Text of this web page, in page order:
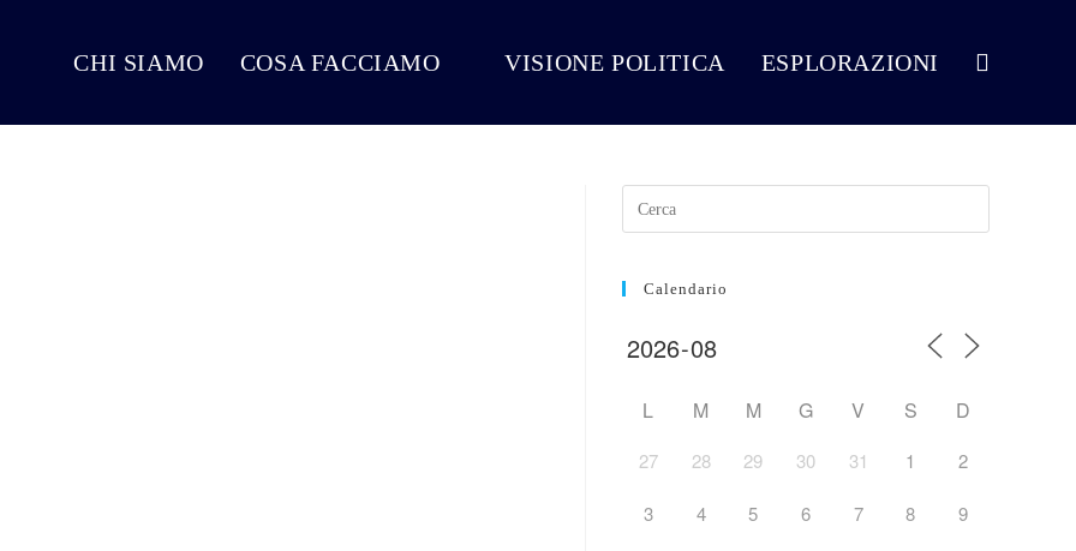
CHI SIAMO COSA FACCIAMO VISIONE POLITICA ESPLORAZIONI Attiva/disattiva
Calendario
L M M G V S D
27 28 29 30 31 1 2
3 4 5 6 7 8 9